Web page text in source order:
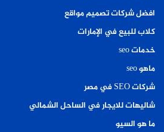
افضل شركات تصميم مواقع
كلاب للبيع في الإمارات
خدمات seo
ماهو seo
شركات SEO في مصر
شاليهات للايجار في الساحل الشمالي
ما هو السيو